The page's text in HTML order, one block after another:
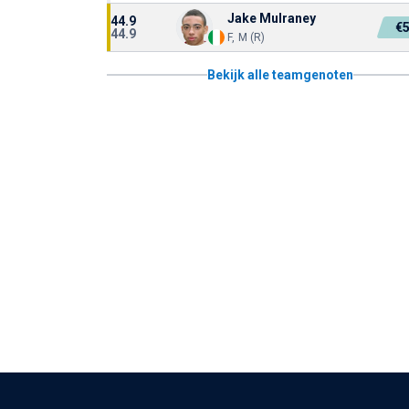
44.9
44.9
Jake Mulraney
F, M (R)
Bekijk alle teamgenoten